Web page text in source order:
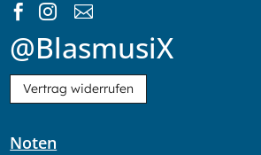
  
@BlasmusiX
Vertrag widerrufen
Noten